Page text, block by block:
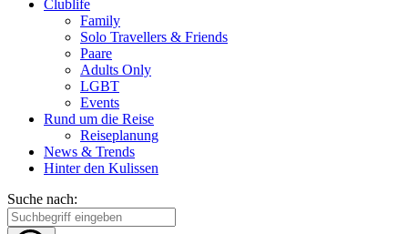
Clublife
Family
Solo Travellers & Friends
Paare
Adults Only
LGBT
Events
Rund um die Reise
Reiseplanung
News & Trends
Hinter den Kulissen
Suche nach: